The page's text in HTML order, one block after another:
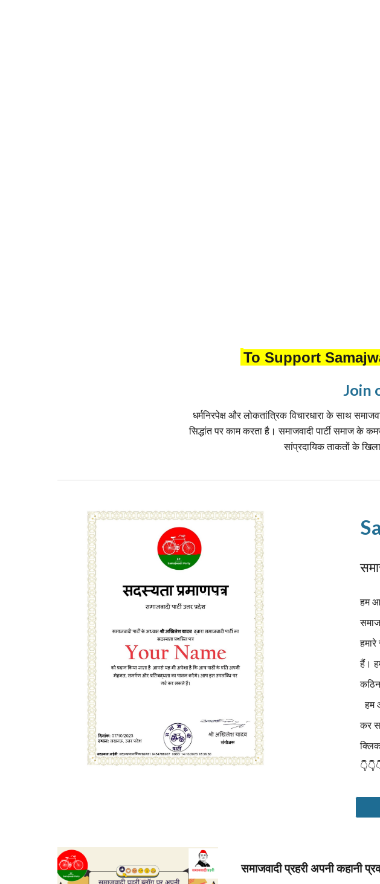
To Support
Join
धर्मनिरपेक्ष और लोकतांत्रिक विचारधारा के साथ
सिद्धांत पर काम करता है। समाजवादी पार्टी समाज के
सांप्रदायिक ताकतों के
हम
हैं।
हम
कर
समाजवादी प्रहरी अपनी कहानी